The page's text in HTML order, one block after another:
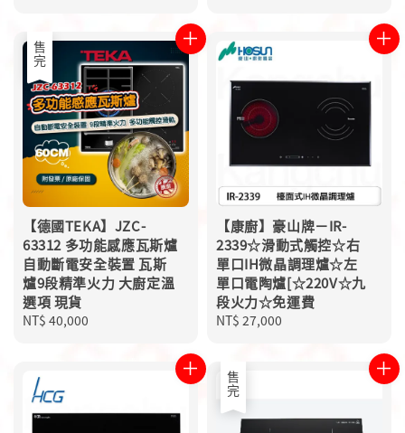
售完
【德國TEKA】JZC-
63312 多功能感應瓦斯爐
自動斷電安全裝置 瓦斯
爐9段精準火力 大廚定溫
選項 現貨
Regular
NT$ 40,000
【康廚】豪山牌－IR-
2339☆滑動式觸控☆右
單口IH微晶調理爐☆左
單口電陶爐[☆220V☆九
段火力☆免運費
Regular
NT$ 27,000
售完